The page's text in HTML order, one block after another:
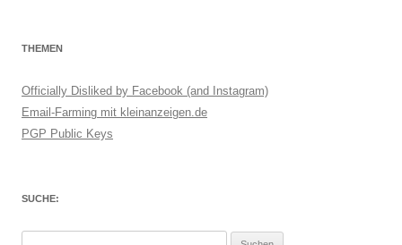
THEMEN
Officially Disliked by Facebook (and Instagram)
Email-Farming mit kleinanzeigen.de
PGP Public Keys
SUCHE: